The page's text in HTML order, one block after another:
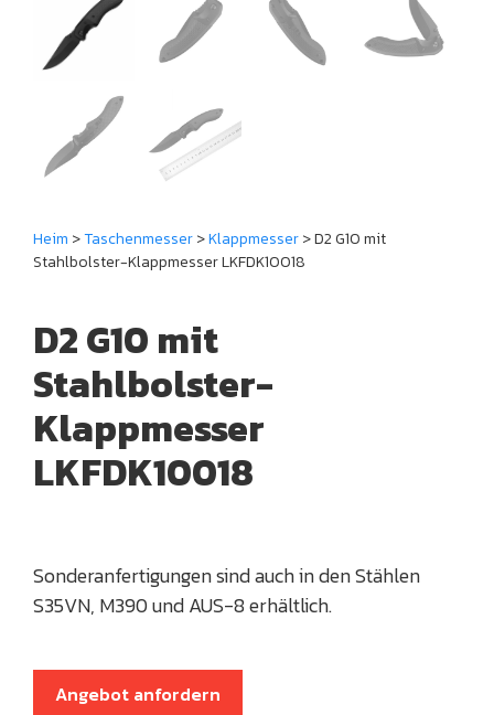
Heim >Taschenmesser>Klappmesser> D2 G10 mit
Stahlbolster-Klappmesser LKFDK10018
D2 G10 mit
Stahlbolster-
Klappmesser
LKFDK10018
Sonderanfertigungen sind auch in den Stählen
S35VN, M390 und AUS-8 erhältlich.
Angebot anfordern